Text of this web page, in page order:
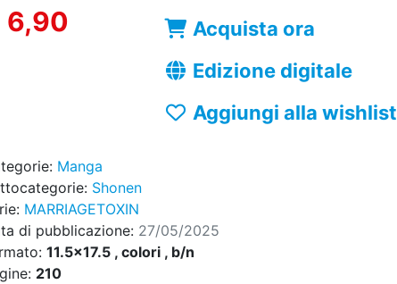
6,90
Acquista ora
Edizione digitale
Aggiungi alla wishlist
Manga
Shonen
MARRIAGETOXIN
di pubblicazione: 27/05/2025
11.5x17.5 , colori , b/n
210